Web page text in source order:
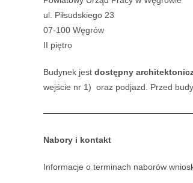
ul. Piłsudskiego 23
07-100 Węgrów
II piętro
Budynek jest dostępny
wejście nr 1) oraz podjazd. Przed
Nabory i kontakt
Informacje o terminach naborów